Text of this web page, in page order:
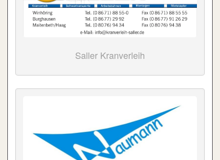
Saller Kranverleih